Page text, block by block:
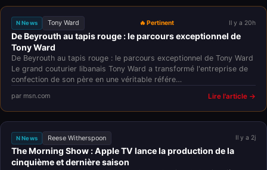
N News Tony Ward 🔥 Pertinent Il y a 20h
De Beyrouth au tapis rouge : le parcours exceptionnel de
Tony Ward
De Beyrouth au tapis rouge : le parcours exceptionnel de Tony Ward
Le grand couturier libanais Tony Ward a transformé l'entreprise de
confection de son père en une véritable référe…
par msn.com Lire l'article →
N News Reese Witherspoon Il y a 2j
The Morning Show : Apple TV lance la production de la
cinquième et dernière saison